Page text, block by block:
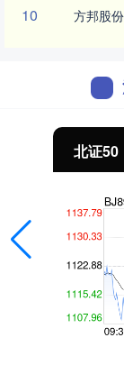
10 方邦股份
北证50